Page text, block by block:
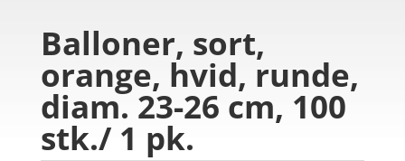
Balloner, sort,
orange, hvid, runde,
diam. 23-26 cm, 100
stk./ 1 pk.